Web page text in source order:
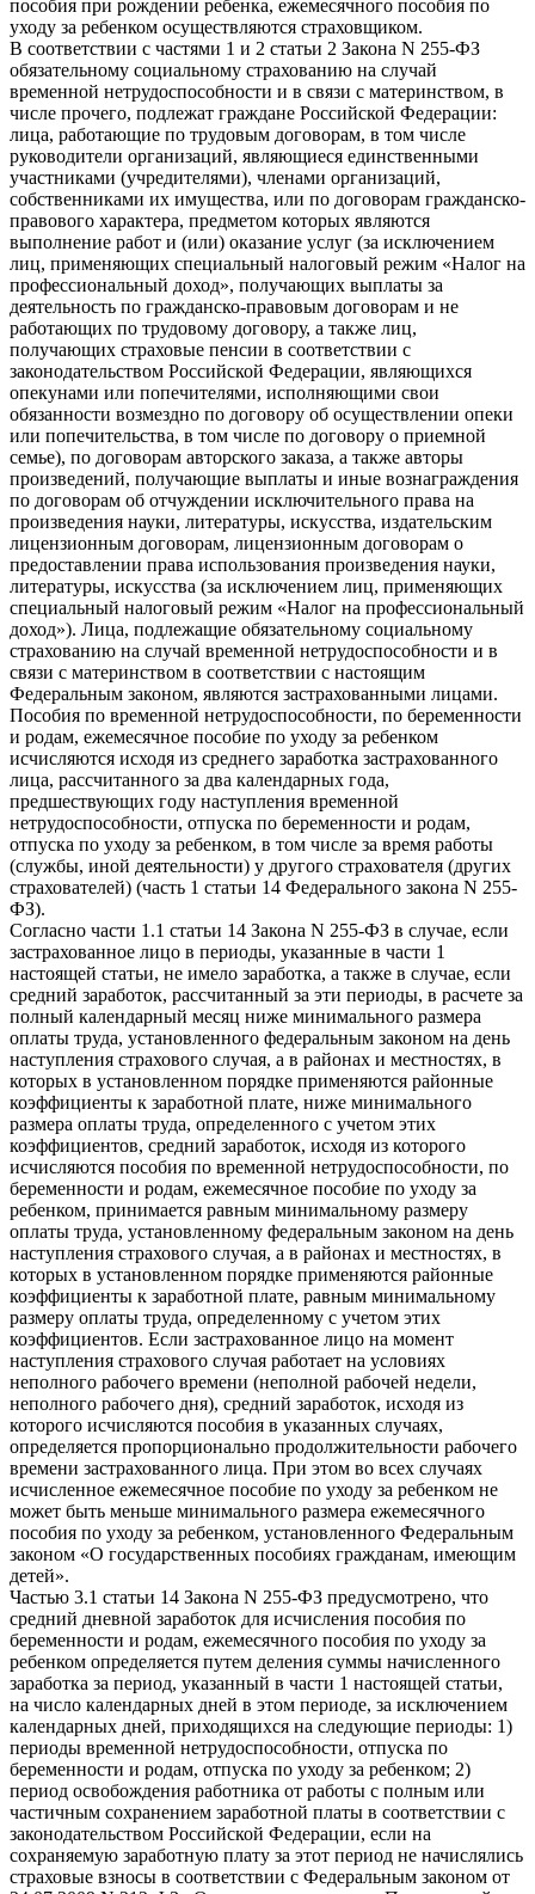
пособия при рождении ребенка, ежемесячного пособия по
уходу за ребенком осуществляются страховщиком.
В соответствии с частями 1 и 2 статьи 2 Закона N 255-ФЗ
обязательному социальному страхованию на случай
временной нетрудоспособности и в связи с материнством, в
числе прочего, подлежат граждане Российской Федерации:
лица, работающие по трудовым договорам, в том числе
руководители организаций, являющиеся единственными
участниками (учредителями), членами организаций,
собственниками их имущества, или по договорам гражданско-
правового характера, предметом которых являются
выполнение работ и (или) оказание услуг (за исключением
лиц, применяющих специальный налоговый режим «Налог на
профессиональный доход», получающих выплаты за
деятельность по гражданско-правовым договорам и не
работающих по трудовому договору, а также лиц,
получающих страховые пенсии в соответствии с
законодательством Российской Федерации, являющихся
опекунами или попечителями, исполняющими свои
обязанности возмездно по договору об осуществлении опеки
или попечительства, в том числе по договору о приемной
семье), по договорам авторского заказа, а также авторы
произведений, получающие выплаты и иные вознаграждения
по договорам об отчуждении исключительного права на
произведения науки, литературы, искусства, издательским
лицензионным договорам, лицензионным договорам о
предоставлении права использования произведения науки,
литературы, искусства (за исключением лиц, применяющих
специальный налоговый режим «Налог на профессиональный
доход»). Лица, подлежащие обязательному социальному
страхованию на случай временной нетрудоспособности и в
связи с материнством в соответствии с настоящим
Федеральным законом, являются застрахованными лицами.
Пособия по временной нетрудоспособности, по беременности
и родам, ежемесячное пособие по уходу за ребенком
исчисляются исходя из среднего заработка застрахованного
лица, рассчитанного за два календарных года,
предшествующих году наступления временной
нетрудоспособности, отпуска по беременности и родам,
отпуска по уходу за ребенком, в том числе за время работы
(службы, иной деятельности) у другого страхователя (других
страхователей) (часть 1 статьи 14 Федерального закона N 255-
ФЗ).
Согласно части 1.1 статьи 14 Закона N 255-ФЗ в случае, если
застрахованное лицо в периоды, указанные в части 1
настоящей статьи, не имело заработка, а также в случае, если
средний заработок, рассчитанный за эти периоды, в расчете за
полный календарный месяц ниже минимального размера
оплаты труда, установленного федеральным законом на день
наступления страхового случая, а в районах и местностях, в
которых в установленном порядке применяются районные
коэффициенты к заработной плате, ниже минимального
размера оплаты труда, определенного с учетом этих
коэффициентов, средний заработок, исходя из которого
исчисляются пособия по временной нетрудоспособности, по
беременности и родам, ежемесячное пособие по уходу за
ребенком, принимается равным минимальному размеру
оплаты труда, установленному федеральным законом на день
наступления страхового случая, а в районах и местностях, в
которых в установленном порядке применяются районные
коэффициенты к заработной плате, равным минимальному
размеру оплаты труда, определенному с учетом этих
коэффициентов. Если застрахованное лицо на момент
наступления страхового случая работает на условиях
неполного рабочего времени (неполной рабочей недели,
неполного рабочего дня), средний заработок, исходя из
которого исчисляются пособия в указанных случаях,
определяется пропорционально продолжительности рабочего
времени застрахованного лица. При этом во всех случаях
исчисленное ежемесячное пособие по уходу за ребенком не
может быть меньше минимального размера ежемесячного
пособия по уходу за ребенком, установленного Федеральным
законом «О государственных пособиях гражданам, имеющим
детей».
Частью 3.1 статьи 14 Закона N 255-ФЗ предусмотрено, что
средний дневной заработок для исчисления пособия по
беременности и родам, ежемесячного пособия по уходу за
ребенком определяется путем деления суммы начисленного
заработка за период, указанный в части 1 настоящей статьи,
на число календарных дней в этом периоде, за исключением
календарных дней, приходящихся на следующие периоды: 1)
периоды временной нетрудоспособности, отпуска по
беременности и родам, отпуска по уходу за ребенком; 2)
период освобождения работника от работы с полным или
частичным сохранением заработной платы в соответствии с
законодательством Российской Федерации, если на
сохраняемую заработную плату за этот период не начислялись
страховые взносы в соответствии с Федеральным законом от